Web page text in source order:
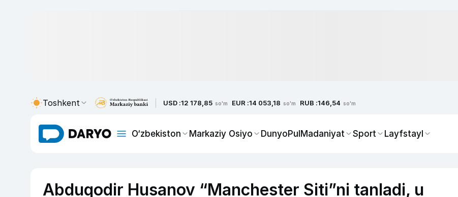
Toshkent USD :12 178,85 so'm EUR :14 053,18 so'm RUB :146,54 so'm
O‘zbekiston Markaziy Osiyo DunyoPulMadaniyat Sport Layfstayl
Abduqodir Husanov “Manchester Siti”ni tanladi, u